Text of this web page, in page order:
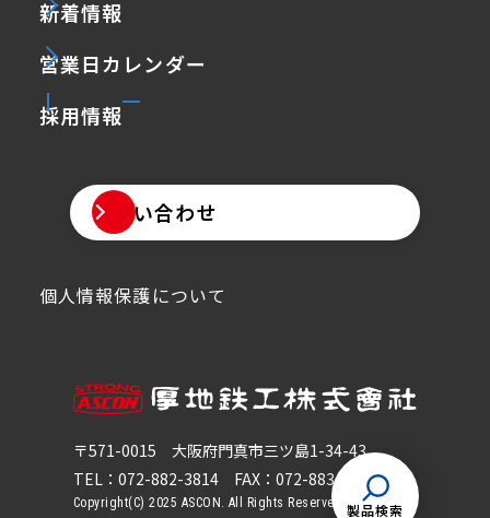
製品検索
新着情報
営業日カレンダー
採用情報
〒571-0015 大阪府門真市三ツ島1-34-43
TEL：072-882-3814 FAX：072-883-5814
Copyright(C) 2025 ASCON. All Rights Reserved.
お問い合わせ
個人情報保護について